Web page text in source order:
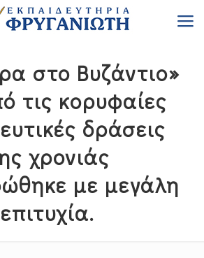
στο Βυζάντιο»
τις κορυφαίες
δράσεις
χρονιάς
με μεγάλη
επιτυχία.